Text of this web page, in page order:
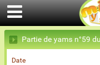
Partie de yams n°59
Date